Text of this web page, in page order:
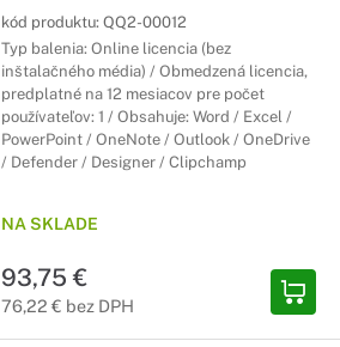
kód produktu: QQ2-00012
Typ balenia: Online licencia (bez
inštalačného média) / Obmedzená licencia,
predplatné na 12 mesiacov pre počet
používateľov: 1 / Obsahuje: Word / Excel /
PowerPoint / OneNote / Outlook / OneDrive
/ Defender / Designer / Clipchamp
NA SKLADE
93,75 €
76,22 € bez DPH